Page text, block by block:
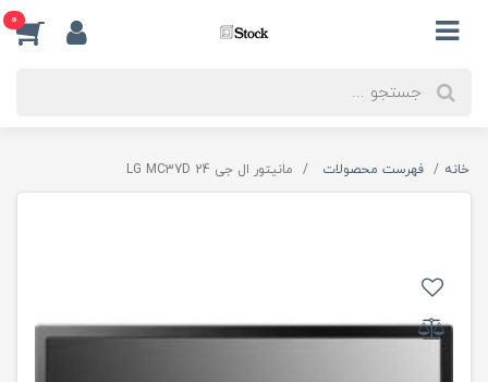
0
خانه فهرست محصولات مانیتور ال جی LG MC37D 24